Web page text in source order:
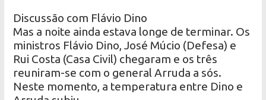
Discussão com Flávio Dino
Mas a noite ainda estava longe de terminar. Os
ministros Flávio Dino, José Múcio (Defesa) e
Rui Costa (Casa Civil) chegaram e os três
reuniram-se com o general Arruda a sós.
Neste momento, a temperatura entre Dino e